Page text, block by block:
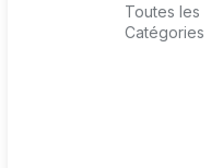
Toutes les
Catégories